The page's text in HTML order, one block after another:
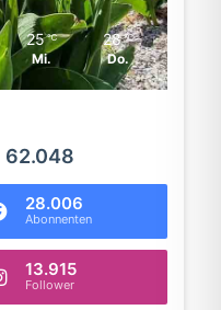
25 ℃
Mi.
28 ℃
Do.
62.048
28.006
Abonnenten
13.915
Follower